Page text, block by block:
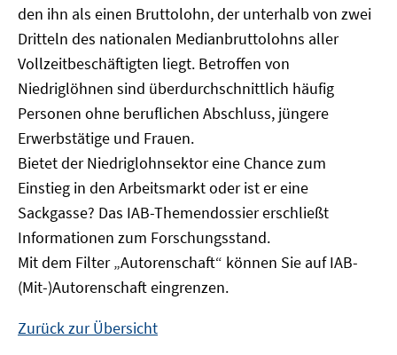
den ihn als einen Bruttolohn, der unterhalb von zwei
Dritteln des nationalen Medianbruttolohns aller
Vollzeitbeschäftigten liegt. Betroffen von
Niedriglöhnen sind überdurchschnittlich häufig
Personen ohne beruflichen Abschluss, jüngere
Erwerbstätige und Frauen.
Bietet der Niedriglohnsektor eine Chance zum
Einstieg in den Arbeitsmarkt oder ist er eine
Sackgasse? Das IAB-Themendossier erschließt
Informationen zum Forschungsstand.
Mit dem Filter „Autorenschaft“ können Sie auf IAB-
(Mit-)Autorenschaft eingrenzen.
Zurück zur Übersicht